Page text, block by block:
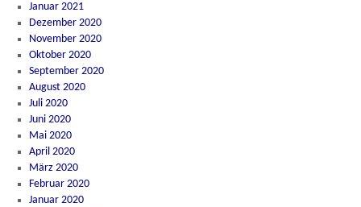
Januar 2021
Dezember 2020
November 2020
Oktober 2020
September 2020
August 2020
Juli 2020
Juni 2020
Mai 2020
April 2020
März 2020
Februar 2020
Januar 2020